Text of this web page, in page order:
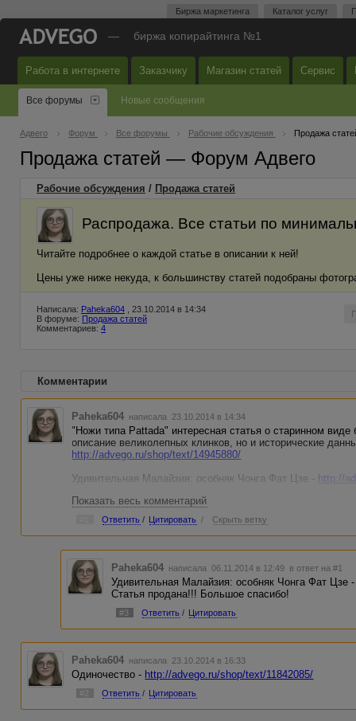
Биржа маркетинга Каталог услуг
— биржа копирайтинга №1
Работа в интернете Заказчику Магазин статей Сервис
Все форумы Новые сообщения
Адвего Форум Все форумы Рабочие обсуждения Продажа
Продажа статей — Форум Адвего
Рабочие обсуждения / Продажа статей
Распродажа. Все статьи по
Читайте подробнее о каждой статье в описании к ней!
Цены уже ниже некуда, к большинству статей подобраны
Написала: Paheka604 , 23.10.2014 в 14:34
В форуме: Продажа статей
Комментариев: 4
Комментарии
Paheka604 написала 23.10.2014 в 14:34
"Ножи типа Pattada" интересная статья о старинном
описание великолепных клинков, но и исторические
http://advego.ru/shop/text/14945880/
Удивительная Малайзия: особняк Чонга Фат Цзе - http://
Вторая жизнь воздушных шариков: полезные идеи для
http://advego.ru/shop/text/14938168/
7 мудрых мыслей о том, как пережить развод женщине -
Показать весь комментарий
Ответить / Цитировать / Скрыть ветку
Paheka604 написала 06.11.2014 в 12:49 в ответ на #1
Удивительная Малайзия: особняк Чонга Фат Цзе
Статья продана!!! Большое спасибо!
#3 Ответить / Цитировать
Paheka604 написала 23.10.2014 в 16:33
Одиночество - http://advego.ru/shop/text/11842085/
#2 Ответить / Цитировать